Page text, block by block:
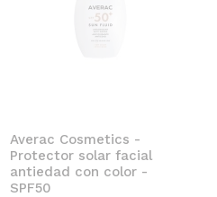
Averac Cosmetics -
Protector solar facial
antiedad con color -
SPF50